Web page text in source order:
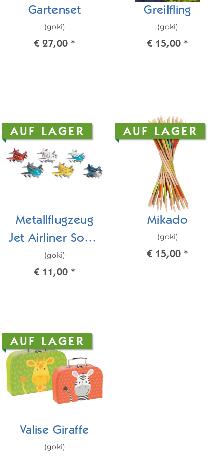
Gartenset
(goki)
€ 27,00 *
Greilfling
(goki)
€ 15,00 *
AUF LAGER
Metallflugzeug
Jet Airliner Sonic
Jumbo Jet
(goki)
€ 11,00 *
AUF LAGER
Mikado
(goki)
€ 15,00 *
AUF LAGER
Valise Giraffe
(goki)